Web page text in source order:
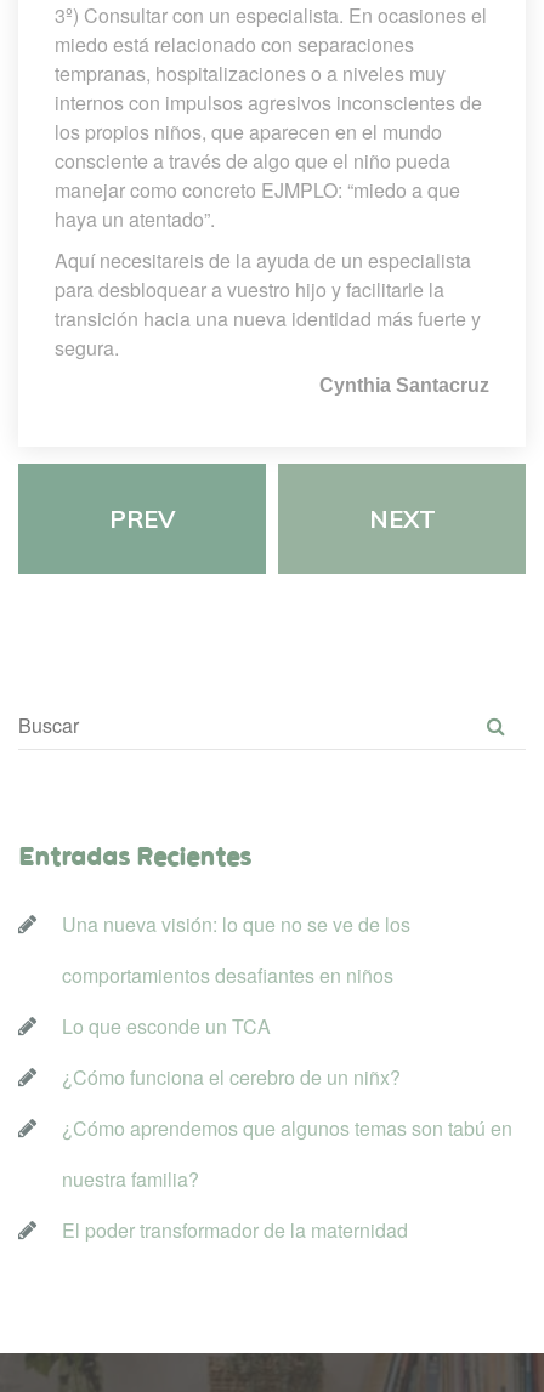
3º) Consultar con un especialista. En ocasiones el
miedo está relacionado con separaciones
tempranas, hospitalizaciones o a niveles muy
internos con impulsos agresivos inconscientes de
los propios niños, que aparecen en el mundo
consciente a través de algo que el niño pueda
manejar como concreto EJMPLO: “miedo a que
haya un atentado”.
Aquí necesitareis de la ayuda de un especialista
para desbloquear a vuestro hijo y facilitarle la
transición hacia una nueva identidad más fuerte y
egura.
Cynthia Santacruz
PREV NEXT
Entradas Reciente
Una nueva visión: lo que no se ve de los
comportamientos desafiantes en niño
Lo que esconde un TCA
¿Cómo funciona el cerebro de un niñx?
¿Cómo aprendemos que algunos temas son tabú en
nuestra familia?
El poder transformador de la maternidad